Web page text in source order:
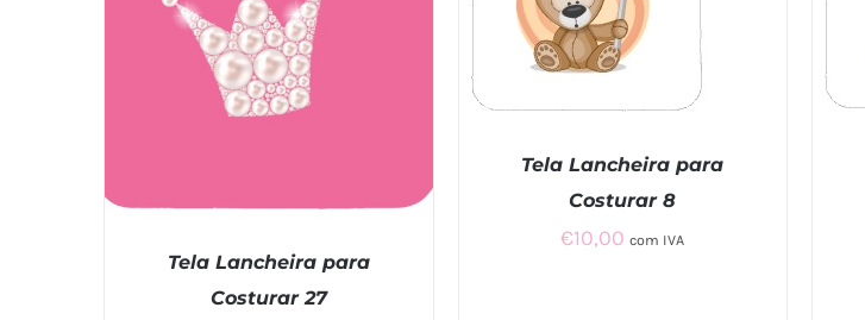
Tela Lancheira para
Costurar 27
ADICIONAR /
QUICK
Tela Lancheira para
Costurar 8
€10,00 com IVA